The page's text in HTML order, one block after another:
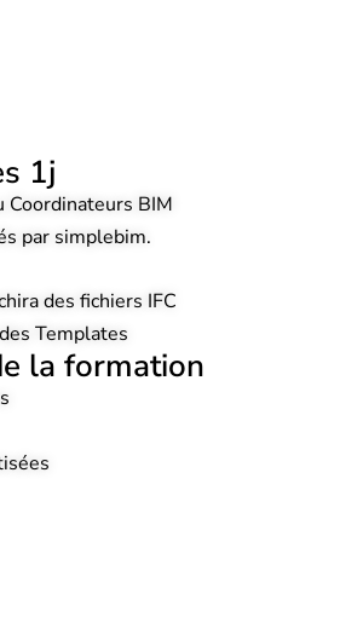
1j
Coordinateurs BIM
par simplebim.
des fichiers IFC
Templates
la formation